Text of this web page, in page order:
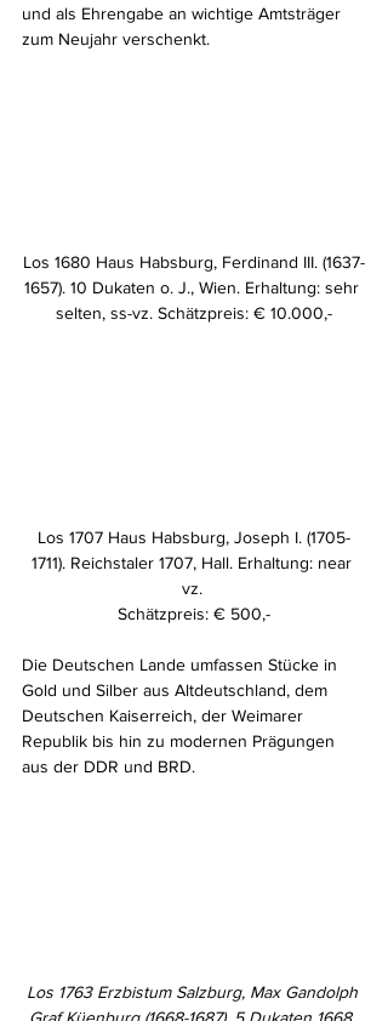
und als Ehrengabe an wichtige Amtsträger
zum Neujahr verschenkt.
Los 1680 Haus Habsburg, Ferdinand III. (1637-
1657). 10 Dukaten o. J., Wien. Erhaltung: sehr
selten, ss-vz. Schätzpreis: € 10.000,-
Los 1707 Haus Habsburg, Joseph I. (1705-
1711). Reichstaler 1707, Hall. Erhaltung: near
vz.
Schätzpreis: € 500,-
Die Deutschen Lande umfassen Stücke in
Gold und Silber aus Altdeutschland, dem
Deutschen Kaiserreich, der Weimarer
Republik bis hin zu modernen Prägungen
aus der DDR und BRD.
Los 1763 Erzbistum Salzburg, Max Gandolph
Graf Küenburg (1668-1687). 5 Dukaten 1668.